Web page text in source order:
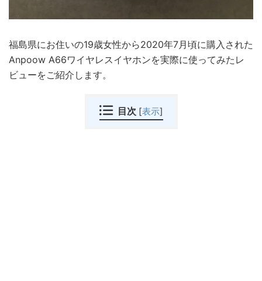
福島県にお住いの19歳女性から2020年7月頃に購入された
Anpoow A66ワイヤレスイヤホンを実際に使ってみたレ
ビューをご紹介します。
目次 [表示]